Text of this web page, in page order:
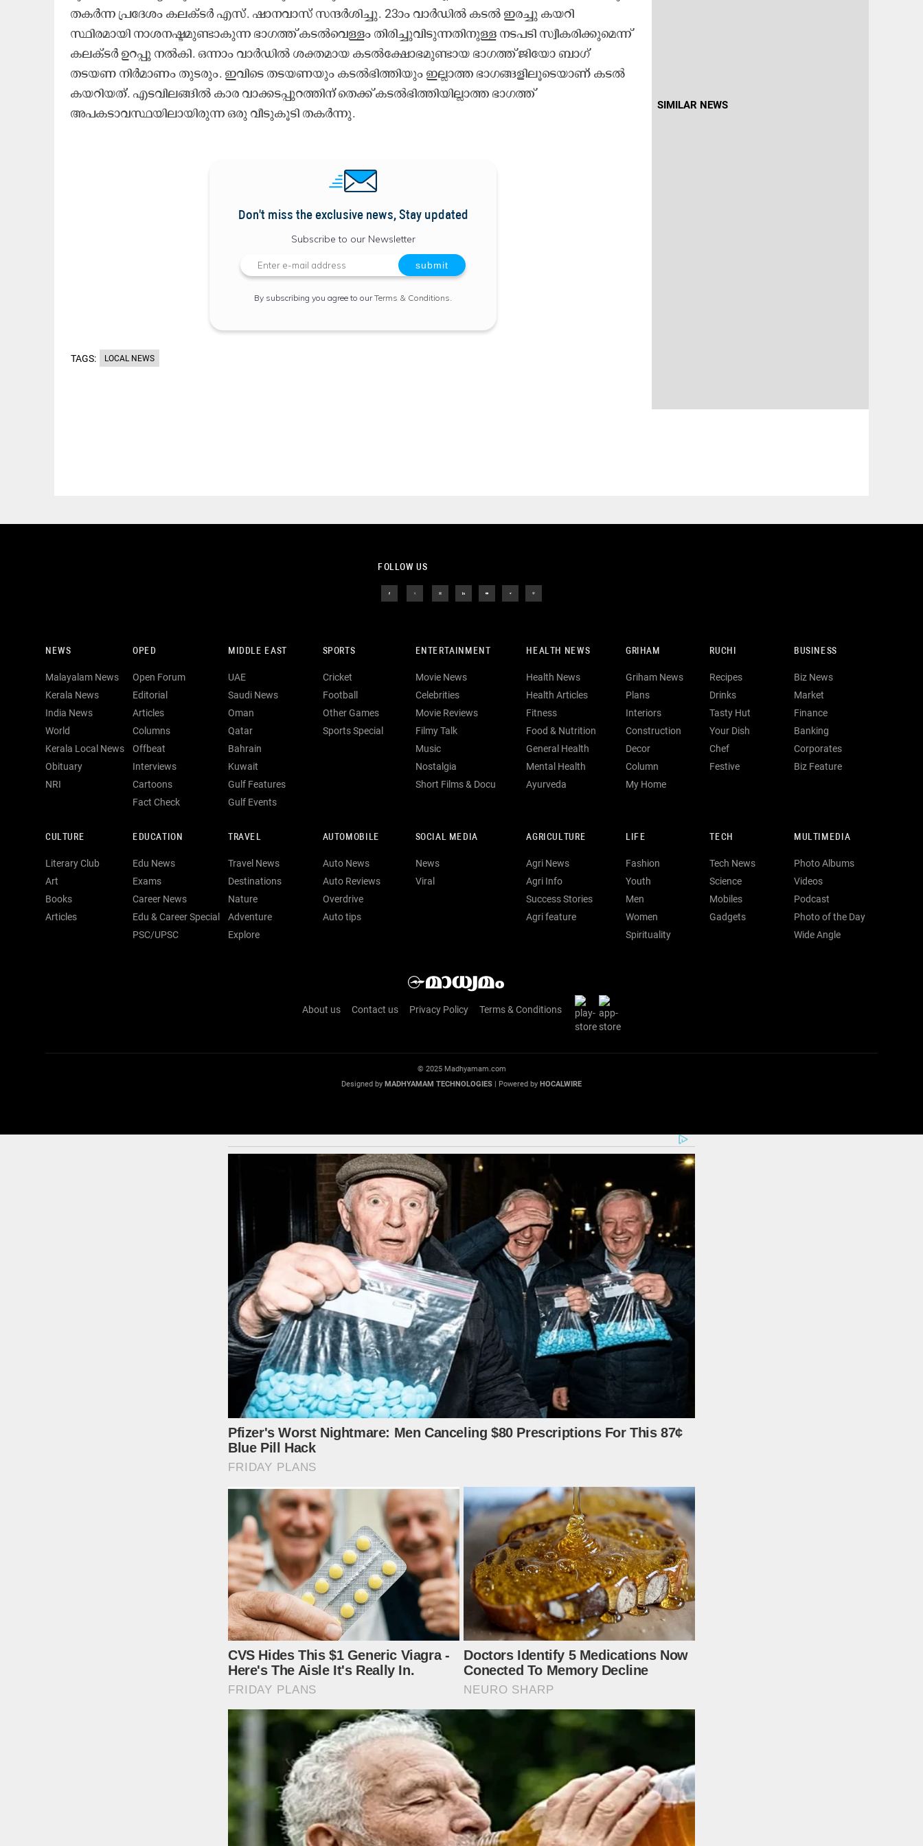
തകർന്ന പ്രദേശം കലക്ടർ എസ്. ഷാനവാസ് സന്ദർശിച്ചു. 23ാം വാർഡിൽ കടൽ ഇരച്ചു കയറി
സ്ഥിരമായി നാശനഷ്ടമുണ്ടാകുന്ന ഭാഗത്ത് കടൽവെള്ളം തിരിച്ചുവിടുന്നതിനുള്ള നടപടി സ്വീകരിക്കുമെന്ന്
കലക്ടർ ഉറപ്പു നൽകി. ഒന്നാം വാർഡിൽ ശക്തമായ കടൽക്ഷോഭമുണ്ടായ ഭാഗത്ത് ജിയോ ബാഗ്
തടയണ നിർമാണം തുടരും. ഇവിടെ തടയണയും കടൽഭിത്തിയും ഇല്ലാത്ത ഭാഗങ്ങളിലൂടെയാണ് കടൽ
കയറിയത്. എടവിലങ്ങിൽ കാര വാക്കടപ്പുറത്തിന് തെക്ക് കടൽഭിത്തിയില്ലാത്ത ഭാഗത്ത്
അപകടാവസ്ഥയിലായിരുന്ന ഒരു വീടുകൂടി തകർന്നു.
Don't miss the exclusive news, Stay updated
Subscribe to our Newsletter
By subscribing you agree to ourTerms & Conditions
TAGS: LOCAL NEWS
SIMILAR NEWS
FOLLOW US
NEWS
Malayalam News
Kerala News
India News
World
Kerala Local News
Obituary
NRI
OPED
Open Forum
Editorial
Articles
Columns
Offbeat
Interviews
Cartoons
Fact Check
MIDDLE EAST
UAE
Saudi News
Oman
Qatar
Bahrain
Kuwait
Gulf Features
Gulf Events
SPORTS
Cricket
Football
Other Games
Sports Special
ENTERTAINMENT
Movie News
Celebrities
Movie Reviews
Filmy Talk
Music
Nostalgia
Short Films & Docu
HEALTH NEWS
Health News
Health Articles
Fitness
Food & Nutrition
General Health
Mental Health
Ayurveda
GRIHAM
Griham News
Plans
Interiors
Construction
Decor
Column
My Home
RUCHI
Recipes
Drinks
Tasty Hut
Your Dish
Chef
Festive
BUSINESS
Biz News
Market
Finance
Banking
Corporates
Biz Feature
CULTURE
Literary Club
Art
Books
Articles
EDUCATION
Edu News
Exams
Career News
Edu & Career Special
PSC/UPSC
TRAVEL
Travel News
Destinations
Nature
Adventure
Explore
AUTOMOBILE
Auto News
Auto Reviews
Overdrive
Auto tips
SOCIAL MEDIA
News
Viral
AGRICULTURE
Agri News
Agri Info
Success Stories
Agri feature
LIFE
Fashion
Youth
Men
Women
Spirituality
TECH
Tech News
Science
Mobiles
Gadgets
MULTIMEDIA
Photo Albums
Videos
Podcast
Photo of the Day
Wide Angle
About us Contact us Privacy Policy Terms & Conditions
© 2025 Madhyamam.com
Designed by MADHYAMAM TECHNOLOGIES | Powered by HOCALWIRE